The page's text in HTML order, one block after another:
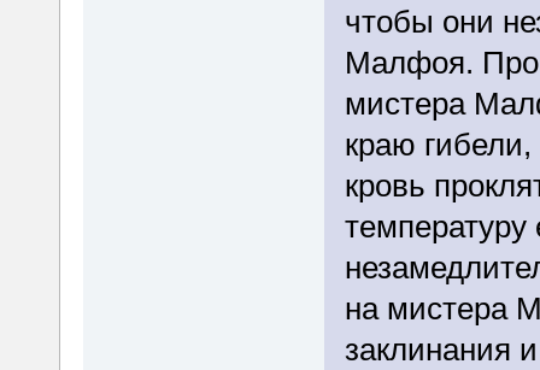
чтобы они
Малфоя.
мистера
краю
кровь
на мистера
заклинания